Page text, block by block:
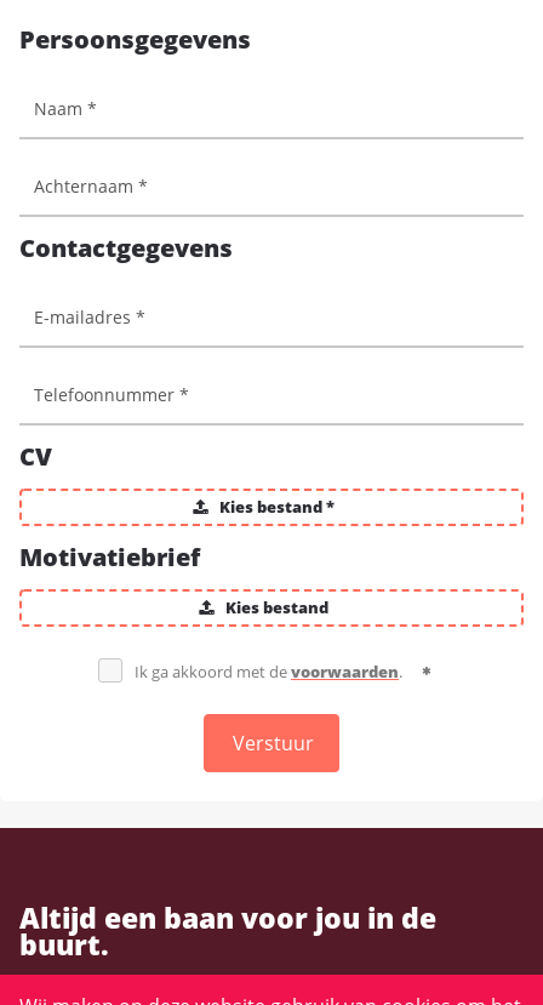
Persoonsgegevens
Contactgegevens
CV
Kies bestand *
Motivatiebrief
Kies bestand
Ik ga akkoord met devoorwaarden.
Verstuur
Altijd een baan voor jou in de
buurt.